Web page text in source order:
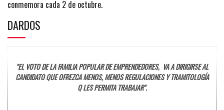
conmemora cada 2 de octubre.
DARDOS
"EL VOTO DE LA FAMILIA POPULAR DE EMPRENDEDORES, VA A DIRIGIRSE AL
CANDIDATO QUE OFREZCA MENOS, MENOS REGULACIONES Y TRAMITOLOGÍA
Q LES PERMITA TRABAJAR".